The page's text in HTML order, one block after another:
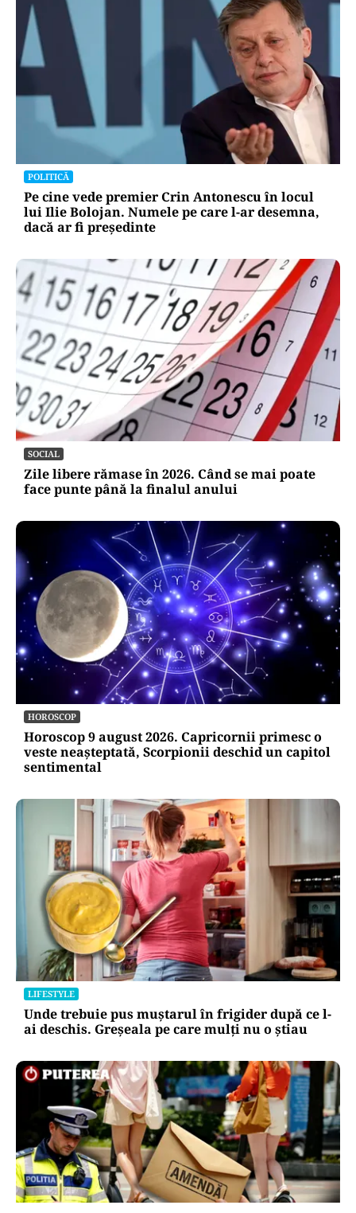
POLITICĂ
Pe cine vede premier Crin Antonescu în locul
lui Ilie Bolojan. Numele pe care l-ar desemna,
dacă ar fi președinte
SOCIAL
Zile libere rămase în 2026. Când se mai poate
face punte până la finalul anului
HOROSCOP
Horoscop 9 august 2026. Capricornii primesc o
veste neașteptată, Scorpionii deschid un capitol
sentimental
LIFESTYLE
Unde trebuie pus muștarul în frigider după ce l-
ai deschis. Greșeala pe care mulți nu o știau